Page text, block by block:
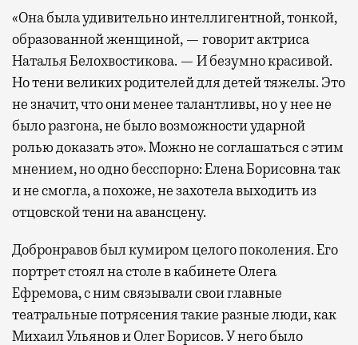
«Она была удивительно интеллигентной, тонкой,
образованной женщиной, — говорит актриса
Наталья Белохвостикова. — И безумно красивой.
Но тени великих родителей для детей тяжелы. Это
не значит, что они менее талантливы, но у нее не
было разгона, не было возможности ударной
ролью доказать это». Можно не соглашаться с этим
мнением, но одно бесспорно: Елена Борисовна так
и не смогла, а похоже, не захотела выходить из
отцовской тени на авансцену.
Добронравов был кумиром целого поколения. Его
портрет стоял на столе в кабинете Олега
Ефремова, с ним связывали свои главные
театральные потрясения такие разные люди, как
Михаил Ульянов и Олег Борисов. У него было